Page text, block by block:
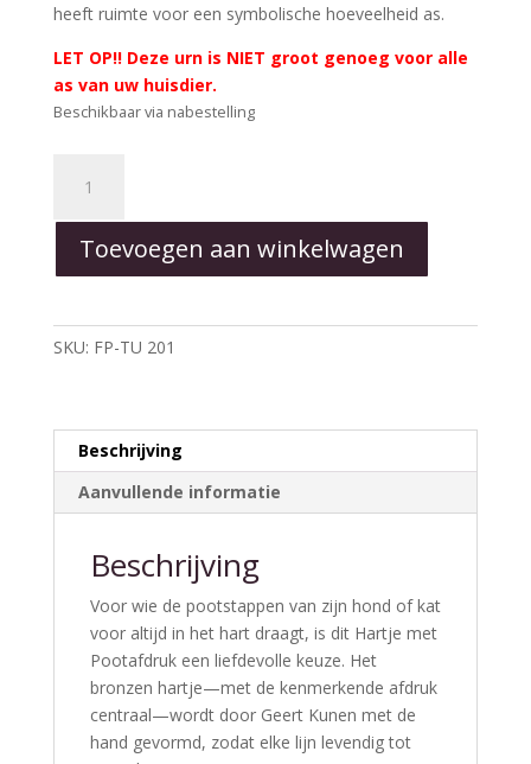
heeft ruimte voor een symbolische hoeveelheid as.
LET OP!! Deze urn is NIET groot genoeg voor alle
as van uw huisdier.
Beschikbaar via nabestelling
pootafdruk"
Geert
Troosturn
aantal
Toevoegen aan winkelwagen
SKU: FP-TU 201
Beschrijving
Aanvullende informatie
Beschrijving
Voor wie de pootstappen van zijn hond of kat
voor altijd in het hart draagt, is dit Hartje met
Pootafdruk een liefdevolle keuze. Het
bronzen hartje—met de kenmerkende afdruk
centraal—wordt door Geert Kunen met de
hand gevormd, zodat elke lijn levendig tot